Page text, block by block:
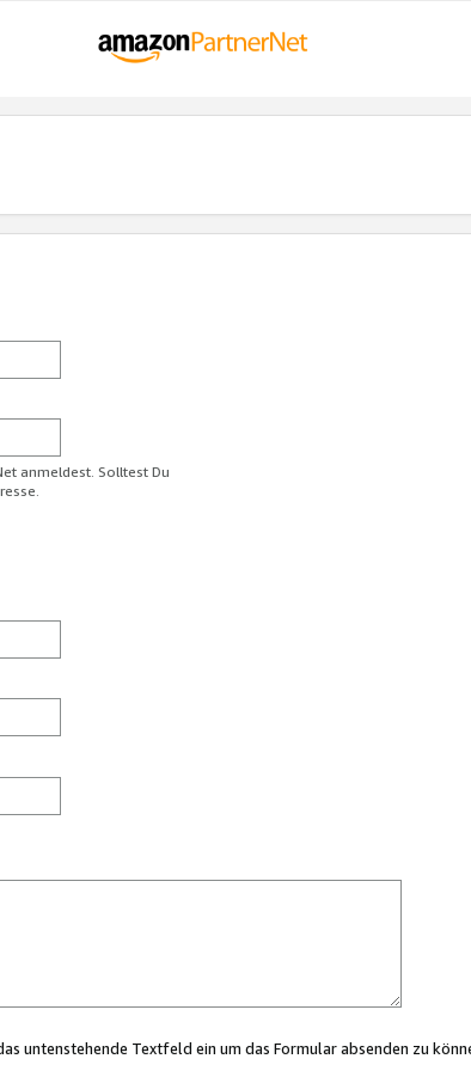
anmeldest. Solltest Du
untenstehende Textfeld ein um das Formular absenden zu